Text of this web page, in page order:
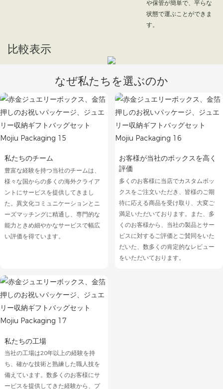
や保管が簡単で、平らな
状態で運ぶことができま
す。
比較表示
なぜ私たちを選ぶのか
私たちのチーム
豊富な経験を持つ当社のチームは、
様々な国からの多くの海外クライア
ントにサービスを提供してきまし
た。異文化コミュニケーションとニ
ーズマッチングに精通し、専門的な
能力ときめ細やかなサービスで幅広
い評価を得ています。
お客様が当社のボックスを高く
評価
多くのお客様に当店でカスタムボッ
クスをご注文いただき、皆様のご期
待に応える商品を受け取り、大変ご
満足いただいております。また、多
くのお客様から、当社の製品とサー
ビスに対するご評価とご賛同をいた
だいた、数多くの肯定的なレビュー
をいただいております。
私たちの工場
当社の工場は20年以上の経験を持
ち、確かな技術と熟練した職人技を
備えています。数多くのお客様にサ
ービスを提供してきた経験から、プ